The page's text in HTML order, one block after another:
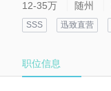
12-35万 随州
SSS 迅致直营
职位信息